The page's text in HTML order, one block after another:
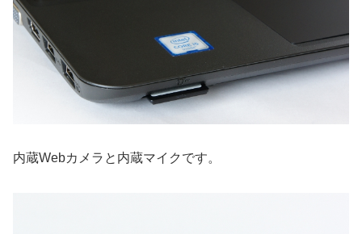
内蔵Webカメラと内蔵マイクです。